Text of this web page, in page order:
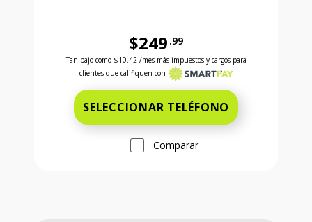
$249 .99
Antes el precio era 249 dollars and 99 cents
Tan bajo como $10.42 /mes más impuestos y cargos para
clientes que califiquen con
SELECCIONAR TELÉFONO
Comparar